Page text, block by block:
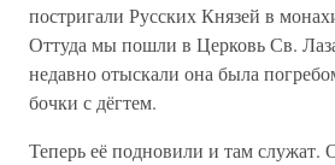
постригали Русских Князей в
Оттуда мы пошли в Церковь Св.
недавно отыскали она была
бочки с дёгтем.
Теперь её подновили и там служат.